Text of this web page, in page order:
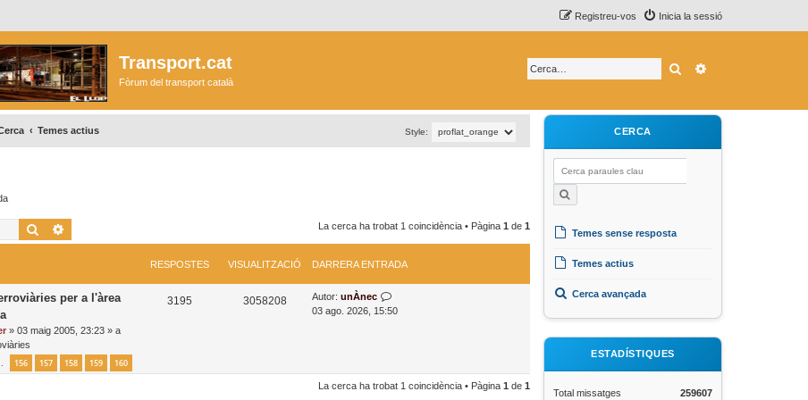
Inicia la sessió
Registreu-vos
Transport.cat
Fòrum del transport català
Cerca
Temes actius Style:
Cerca La cerca ha trobat 1 coincidència • Pàgina 1 de 1
RESPOSTES VISUALITZACIÓ DARRERA ENTRADA
per a l'àrea
» 03 maig 2005, 23:23 » a
156 157 158 159 160
3195 3058208V
D
a
Autor: unÀnec
03 ago. 2026, 15:50
La cerca ha trobat 1 coincidència • Pàgina 1 de 1
CERCA
Temes sense resposta
Temes actius
Cerca avançada
ESTADÍSTIQUES
Total missatges 259607